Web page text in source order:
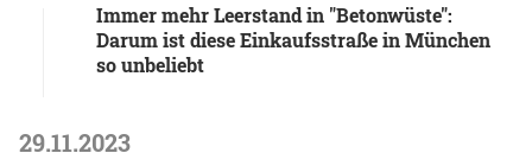
Immer mehr Leerstand in "Betonwüste":
Darum ist diese Einkaufsstraße in München
so unbeliebt
29.11.2023